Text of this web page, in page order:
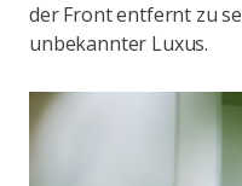
der Front entfernt zu
unbekannter Luxus.